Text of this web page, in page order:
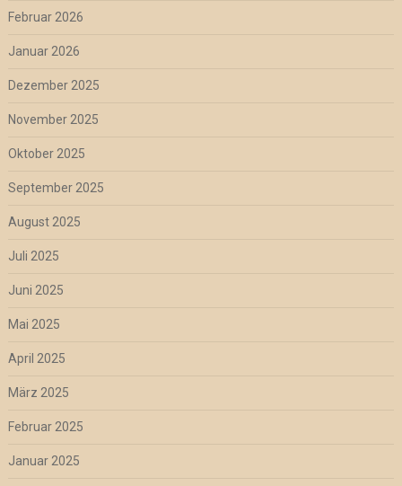
Februar 2026
Januar 2026
Dezember 2025
November 2025
Oktober 2025
September 2025
August 2025
Juli 2025
Juni 2025
Mai 2025
April 2025
März 2025
Februar 2025
Januar 2025